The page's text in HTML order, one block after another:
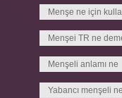
Menşe ne için
Menşei TR ne
Menşeli anlamı ne
Yabancı menşeli